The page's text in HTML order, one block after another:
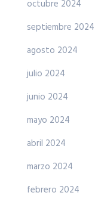
octubre 2024
septiembre 2024
agosto 2024
julio 2024
junio 2024
mayo 2024
abril 2024
marzo 2024
febrero 2024